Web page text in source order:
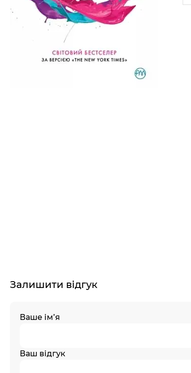
Залишити відгук
Ваше ім’я
Ваш відгук